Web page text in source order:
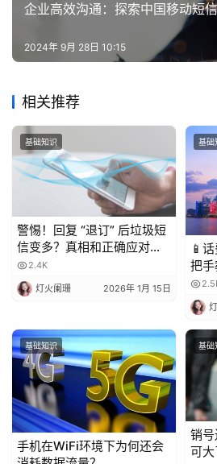
企业高效沟通：探索中国移动短
2024年 9月 28日 10:15
相关推荐
基础知识
警惕！回复 “退订” 后垃圾短
信变多？真相和正确应对方
法都在这
2.4K
灯火阑珊 2026年 1月 15日
基础
📱
把
基础知识
手机在WiFi环境下为何还会
基础
销
可